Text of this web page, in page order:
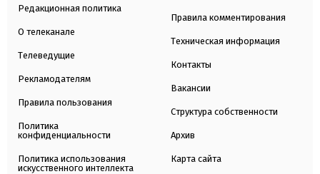
Редакционная политика
О телеканале
Телеведущие
Рекламодателям
Правила пользования
Политика
конфиденциальности
Политика использования
искусственного интеллекта
Правила комментирования
Техническая информация
Контакты
Вакансии
Структура собственности
Архив
Карта сайта